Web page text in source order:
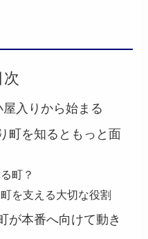
次
入りから始まる
町を知るともっと面
町？
を支える大切な役割
が本番へ向けて動き